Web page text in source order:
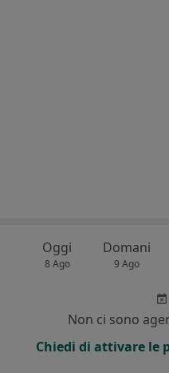
Oggi
8 Ago
Domani
9 Ago
Non ci sono
Chiedi di attivare le